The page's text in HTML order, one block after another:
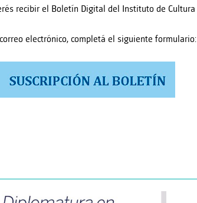
recibir el Boletín Digital del Instituto de Cultura
electrónico, completá el siguiente formulario: